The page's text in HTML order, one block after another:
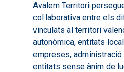
Avalem Territori
col·laborativa entre els
vinculats al territori
autonòmica, entitats
empreses,
entitats sense ànim de